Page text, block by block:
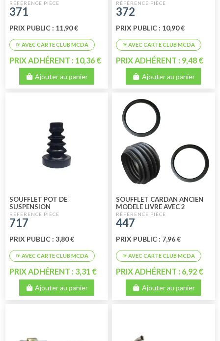
371
PRIX PUBLIC : 11,90 €
PRIX ADHÉRENT : 10,36 €
Ajouter au panier
372
PRIX PUBLIC : 10,90 €
PRIX ADHÉRENT : 9,48 €
Ajouter au panier
SOUFFLET POT DE
SUSPENSION
717
PRIX PUBLIC : 3,80 €
PRIX ADHÉRENT : 3,31 €
Ajouter au panier
SOUFFLET CARDAN ANCIEN
MODELE LIVRE AVEC 2
ANNEAUX DE 1970/1975
447
PRIX PUBLIC : 7,96 €
PRIX ADHÉRENT : 6,92 €
Ajouter au panier